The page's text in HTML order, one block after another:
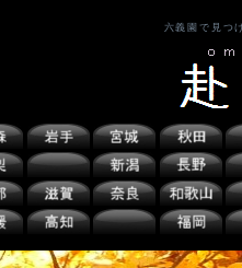
六義園で見つ